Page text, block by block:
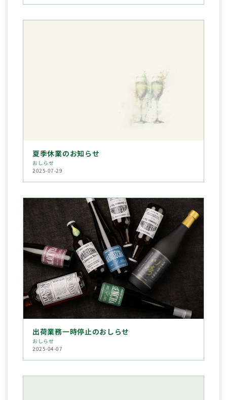
夏季休業のお知らせ
おしらせ
2025-07-29
出荷業務一時停止のおしらせ
おしらせ
2025-04-07